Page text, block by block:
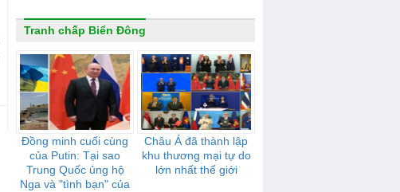
Tranh chấp Biển Đông
Đồng minh cuối cùng
của Putin: Tại sao
Trung Quốc ủng hộ
Nga và "tình bạn" của
Châu Á đã thành lập
khu thương mại tự do
lớn nhất thế giới